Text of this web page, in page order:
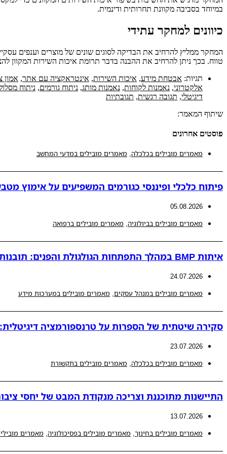
במיוחד בסביבה מקוונת תחרותית ודינמית.
כיוונים למחקר עתידי
המחקר ממליץ להרחיב את הבדיקה לסוגים שונים של מוצרים וענפים
טווח. בכך ניתן להרחיב את ההבנה בדבר תרומת איכות השירות המקוון
תגיות: אבטחת מידע, איכות השירות, אינטראקציה עם אתר, אמון
אלקטרוני, נאמנות לקוחות, נאמנות מותג, ניתוח גורמים, ניתוח
דיגיטלי, תגובה רגשית, תגובתיות
שיתוף המאמר:
פוסטים אחרונים
מאמרים מובילים בכלכלה, מאמרים מובילים במדעי המחשב
פיתוח כלכלי ופיננסי כגורמים המשפיעים על אימוץ
05.08.2026
מאמרים מובילים בביולוגיה, מאמרים מובילים ברפואה
איתות BMP במהלך התפתחות הגולגולת והפנים: תובנות חדשות למנגנונים פתולוגיים המובילים לאנומליות קרניופציאליות
24.07.2026
מאמרים מובילים במנהל עסקים, מאמרים מובילים במערכות מידע
סקירה שיטתית של הספרות על טרנספורמציה דיגיטלית:
23.07.2026
מאמרים מובילים בכלכלה, מאמרים מובילים בתקשורת
התיישנות מתוכננת וצריכה מנקודת המבט של יחסי
13.07.2026
מאמרים מובילים בחינוך, מאמרים מובילים בפסיכולוגיה, מאמרים